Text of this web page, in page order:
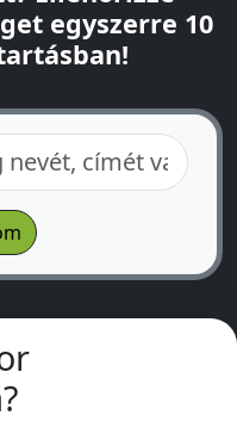
egyszerre 10